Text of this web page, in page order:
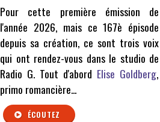
Pour cette première émission de
l'année 2026, mais ce 167è épisode
depuis sa création, ce sont trois voix
qui ont rendez-vous dans le studio de
Radio G. Tout d'abord Elise Goldberg,
primo romancière...
ÉCOUTEZ